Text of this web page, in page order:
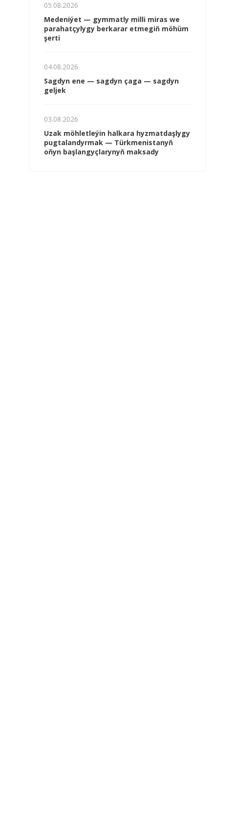
05.08.2026
Me­de­ni­ýet — gym­mat­ly milli mi­ras we
pa­ra­hat­çy­ly­gy ber­ka­rar et­me­giň mö­hüm
şer­ti
04.08.2026
Sagdyn ene — sagdyn çaga — sagdyn
geljek
03.08.2026
Uzak möhletleýin halkara hyzmatdaşlygy
pugtalandyrmak — Türkmenistanyň
oňyn başlangyçlarynyň maksady